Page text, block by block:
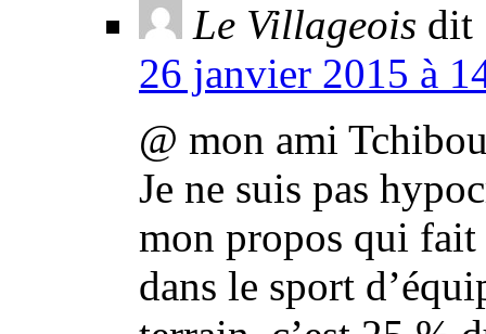
Le Villageois dit
26 janvier 2015 à
@ mon ami
Je ne suis pas
mon propos qui fait
dans le sport